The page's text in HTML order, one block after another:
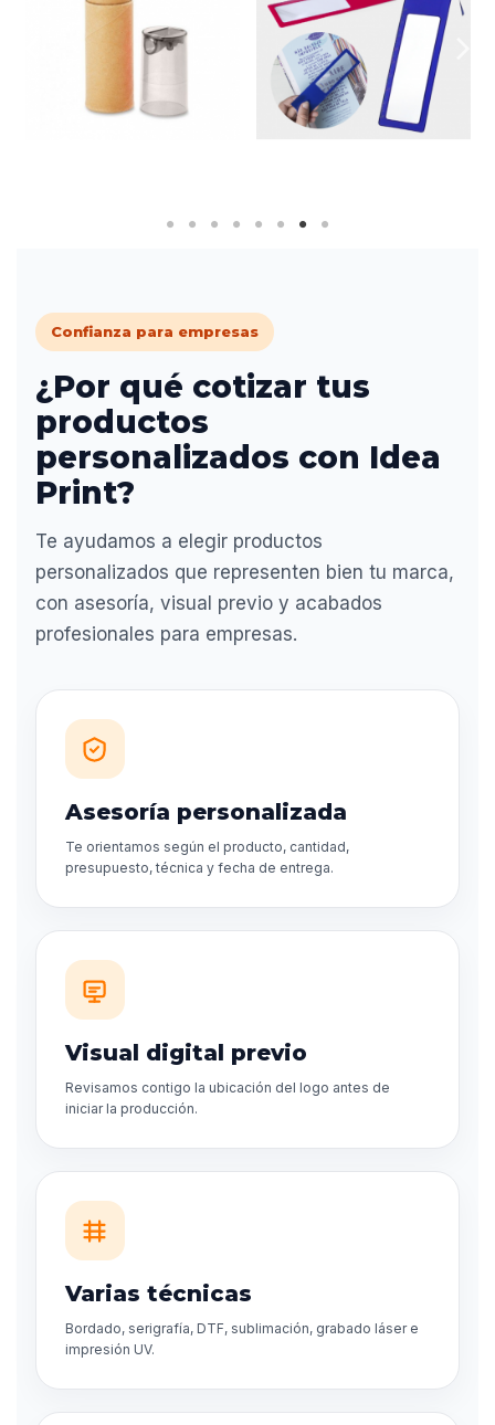
Confianza para empresas
¿Por qué cotizar tus
productos
personalizados con Idea
Print?
Te ayudamos a elegir productos
personalizados que representen bien tu marca,
con asesoría, visual previo y acabados
profesionales para empresas.
Asesoría personalizada
Te orientamos según el producto, cantidad,
presupuesto, técnica y fecha de entrega.
Visual digital previo
Revisamos contigo la ubicación del logo antes de
iniciar la producción.
Varias técnicas
Bordado, serigrafía, DTF, sublimación, grabado láser e
impresión UV.